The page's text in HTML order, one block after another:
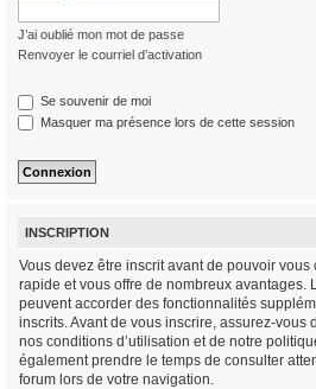
J’ai oublié mon mot de passe
Renvoyer le courriel d’activation
Se souvenir de moi
Masquer ma présence lors de cette session
INSCRIPTION
Vous devez être inscrit avant de pouvoir vous
rapide et vous offre de nombreux avantages.
peuvent accorder des fonctionnalités
inscrits. Avant de vous inscrire, assurez-vous
nos conditions d’utilisation et de notre
également prendre le temps de consulter
forum lors de votre navigation.